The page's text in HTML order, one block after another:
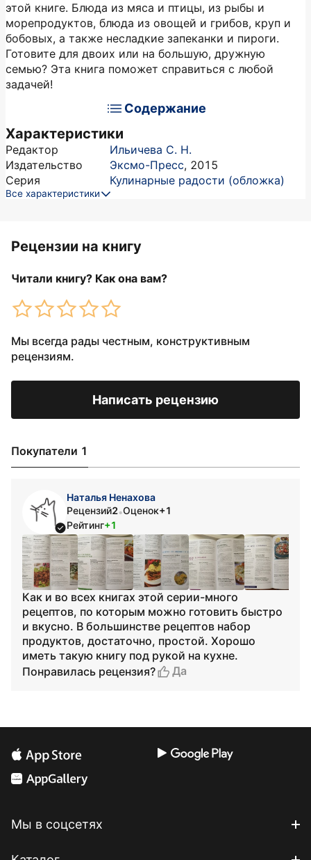
этой книге. Блюда из мяса и птицы, из рыбы и
морепродуктов, блюда из овощей и грибов, круп и
бобовых, а также несладкие запеканки и пироги.
Готовите для двоих или на большую, дружную
семью? Эта книга поможет справиться с любой
задачей!
Содержание
Характеристики
Редактор
Ильичева С. Н.
Издательство
Эксмо-Пресс, 2015
Серия
Кулинарные радости (обложка)
Все характеристики
Рецензии на книгу
Читали книгу? Как она вам?
Мы всегда рады честным, конструктивным
рецензиям.
Написать рецензию
Покупатели 1
Наталья Ненахова
Рецензий2•Оценок+1
Рейтинг+1
Как и во всех книгах этой серии-много
рецептов, по которым можно готовить быстро
и вкусно. В большинстве рецептов набор
продуктов, достаточно, простой. Хорошо
иметь такую книгу под рукой на кухне.
Понравилась рецензия?
Да
Мы в соцсетях